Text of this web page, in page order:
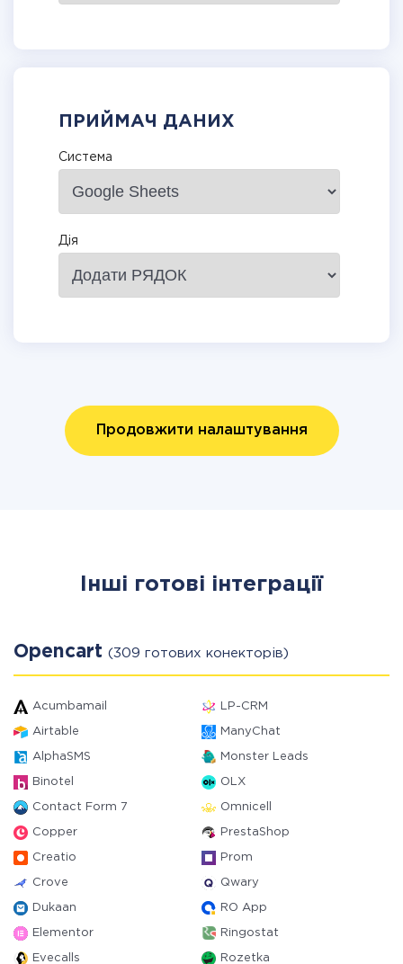
ПРИЙМАЧ ДАНИХ
Система
Дія
Продовжити налаштування
Інші готові інтеграції
Opencart (309 готових конекторів)
Acumbamail LP-CRM
Airtable ManyChat
AlphaSMS Monster Leads
Binotel OLX
Contact Form 7 Omnicell
Copper PrestaShop
Creatio Prom
Crove Qwary
Dukaan RO App
Elementor Ringostat
Evecalls Rozetka